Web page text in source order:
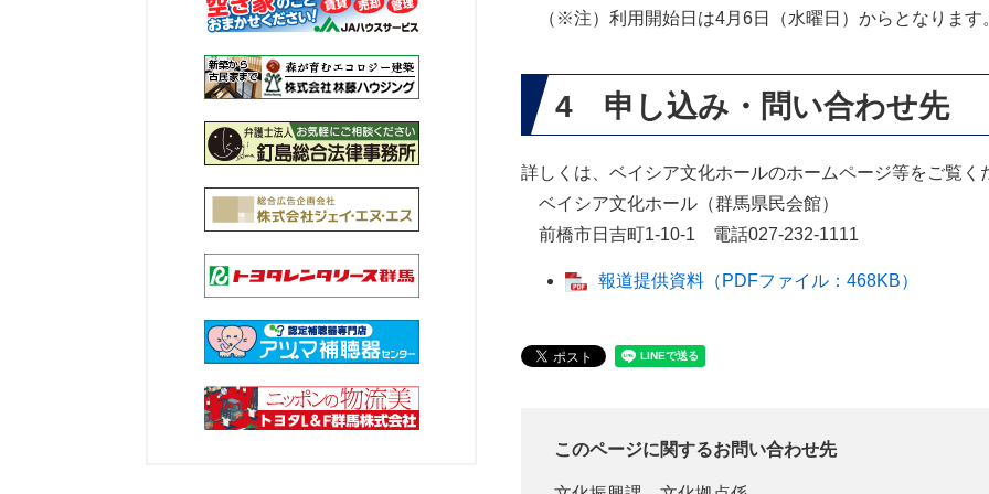
（※注）利用開始日は4月6日（水曜日）からとなります
4 申し込み・問い合わせ先
詳しくは、ベイシア文化ホールのホームページ等をご覧く
ベイシア文化ホール（群馬県民会館）
前橋市日吉町1-10-1 電話027-232-1111
報道提供資料（PDFファイル：468KB）
このページに関するお問い合わせ先